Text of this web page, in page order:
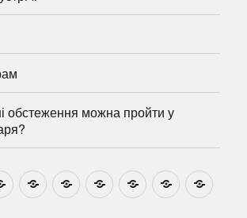
обстеження можна пройти у
Ми
на
Звіти Про
центр
План
графік
Розумовські
зустрічі
Реєстрація